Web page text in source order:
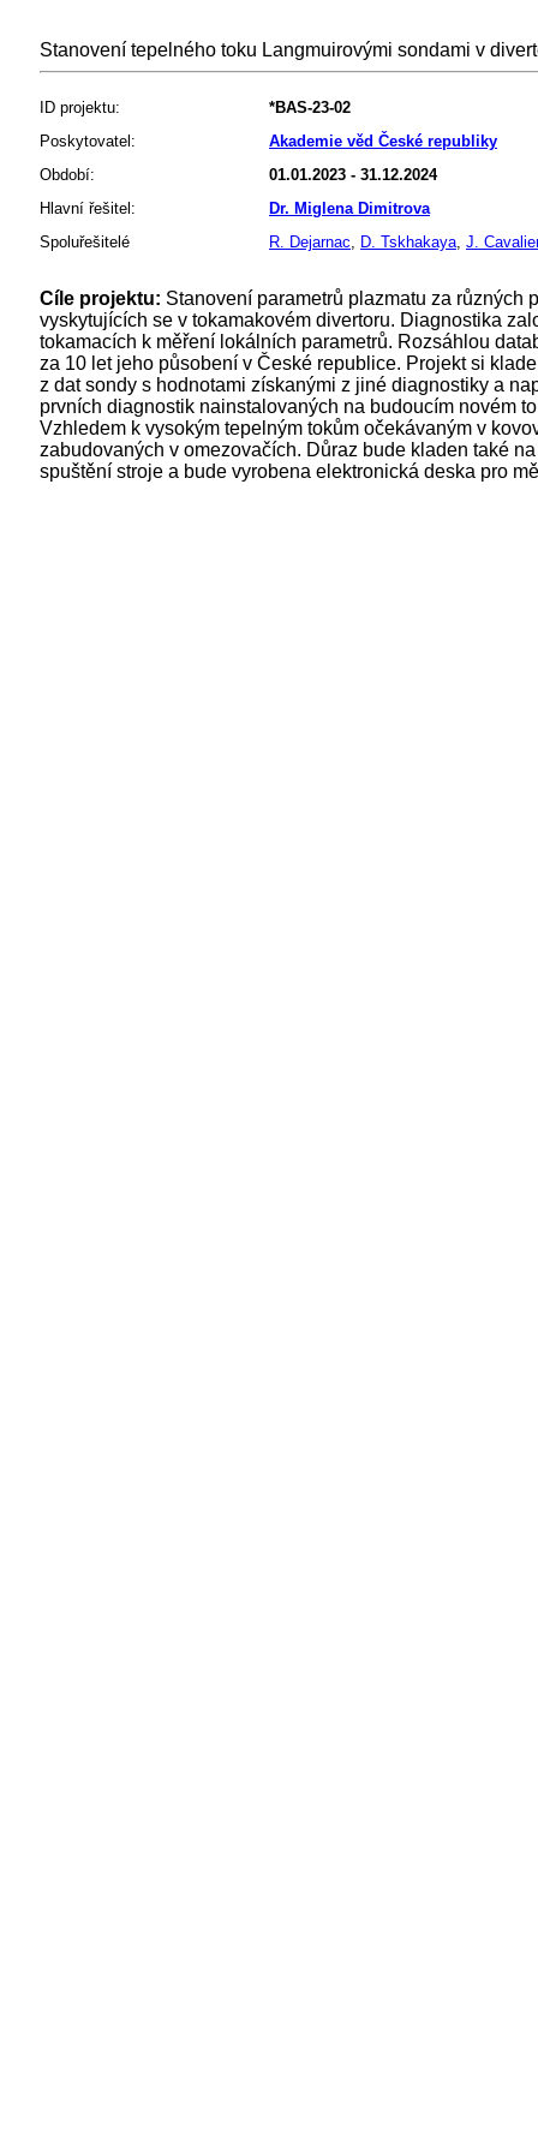
Stanovení tepelného toku Langmuirovými sondami v
ID projektu:
*BAS-23-02
Poskytovatel:
Akademie věd České republiky
Období:
01.01.2023 - 31.12.2024
Hlavní řešitel:
Dr. Miglena Dimitrova
Spoluřešitelé
R. Dejarnac, D. Tskhakaya, J. Cavalier
Cíle projektu: Stanovení parametrů plazmatu za
vyskytujících se v tokamakovém divertoru. Diagnostika
tokamacích k měření lokálních parametrů. Rozsáhlou
za 10 let jeho působení v České republice. Projekt si
z dat sondy s hodnotami získanými z jiné diagnostiky a
prvních diagnostik nainstalovaných na budoucím novém
Vzhledem k vysokým tepelným tokům očekávaným v
zabudovaných v omezovačích. Důraz bude kladen také
spuštění stroje a bude vyrobena elektronická deska pro